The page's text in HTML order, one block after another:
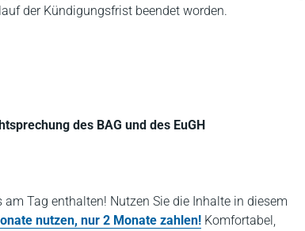
der Kündigungsfrist beendet worden.
des BAG und des EuGH
Tag enthalten! Nutzen Sie die Inhalte in diesem
nutzen, nur 2 Monate zahlen! Komfortabel,